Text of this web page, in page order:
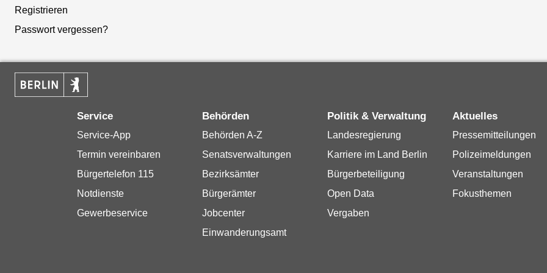
Registrieren
Passwort vergessen?
Service
Service-App
Termin vereinbaren
Bürgertelefon 115
Notdienste
Gewerbeservice
Behörden
Behörden A-Z
Senatsverwaltungen
Bezirksämter
Bürgerämter
Jobcenter
Einwanderungsamt
Politik & Verwaltung
Landesregierung
Karriere im Land Berlin
Bürgerbeteiligung
Open Data
Vergaben
Aktuelles
Pressemitteilungen
Polizeimeldungen
Veranstaltungen
Fokusthemen